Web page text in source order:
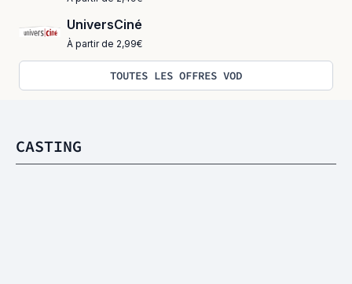
UniversCiné
À partir de 2,99€
TOUTES LES OFFRES VOD
CASTING